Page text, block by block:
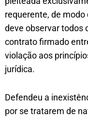
requerente, de
deve observar todos
contrato firmado
violação aos
jurídica.
Defendeu a
por se tratarem de